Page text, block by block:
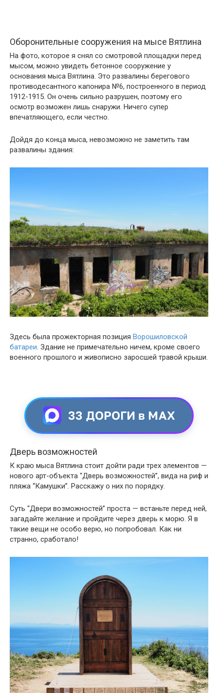
Оборонительные сооружения на мысе Вятлина
На фото, которое я снял со смотровой площадки перед
мысом, можно увидеть бетонное сооружение у
основания мыса Вятлина. Это развалины берегового
противодесантного капонира №6, построенного в период
1912-1915. Он очень сильно разрушен, поэтому его
осмотр возможен лишь снаружи. Ничего супер
впечатляющего, если честно.
Дойдя до конца мыса, невозможно не заметить там
развалины здания:
Здесь была прожекторная позиция Ворошиловской
батареи. Здание не примечательно ничем, кроме своего
военного прошлого и живописно заросшей травой крыши.
33 ДОРОГИ в MAX
Дверь возможностей
К краю мыса Вятлина стоит дойти ради трех элементов —
нового арт-объекта “Дверь возможностей”, вида на риф и
пляжа “Камушки”. Расскажу о них по порядку.
Суть “Двери возможностей” проста — встаньте перед ней,
загадайте желание и пройдите через дверь к морю. Я в
такие вещи не особо верю, но попробовал. Как ни
странно, сработало!